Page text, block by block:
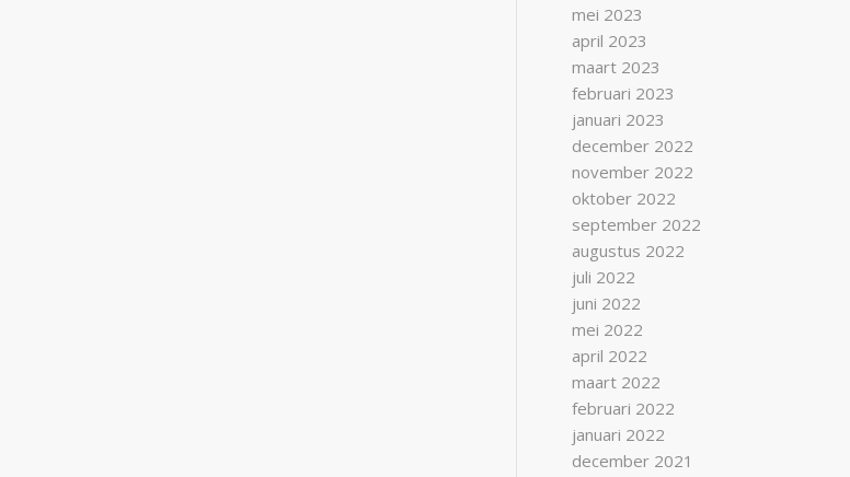
mei 2023
april 2023
maart 2023
februari 2023
januari 2023
december 2022
november 2022
oktober 2022
september 2022
augustus 2022
juli 2022
juni 2022
mei 2022
april 2022
maart 2022
februari 2022
januari 2022
december 2021